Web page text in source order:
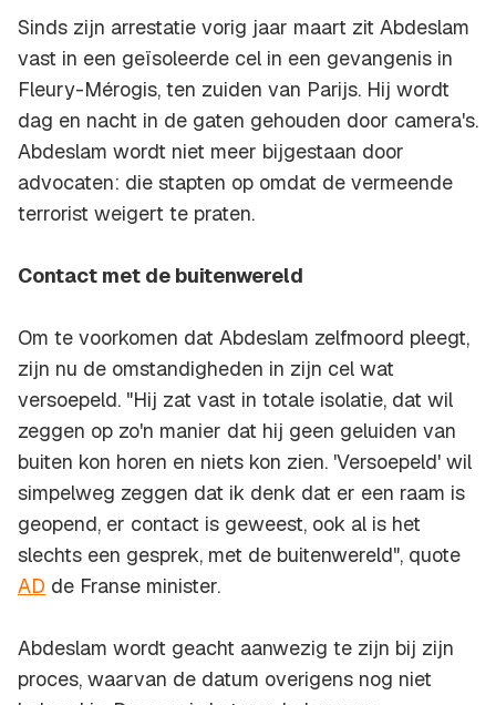
Sinds zijn arrestatie vorig jaar maart zit Abdeslam
vast in een geïsoleerde cel in een gevangenis in
Fleury-Mérogis, ten zuiden van Parijs. Hij wordt
dag en nacht in de gaten gehouden door camera's.
Abdeslam wordt niet meer bijgestaan door
advocaten: die stapten op omdat de vermeende
terrorist weigert te praten.
Contact met de buitenwereld
Om te voorkomen dat Abdeslam zelfmoord pleegt,
zijn nu de omstandigheden in zijn cel wat
versoepeld. "Hij zat vast in totale isolatie, dat wil
zeggen op zo'n manier dat hij geen geluiden van
buiten kon horen en niets kon zien. 'Versoepeld' wil
simpelweg zeggen dat ik denk dat er een raam is
geopend, er contact is geweest, ook al is het
slechts een gesprek, met de buitenwereld", quote
AD de Franse minister.
Abdeslam wordt geacht aanwezig te zijn bij zijn
proces, waarvan de datum overigens nog niet